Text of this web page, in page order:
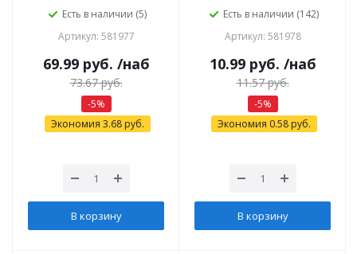
Есть в наличии (5)
Артикул: 581977
69.99руб. /наб
73.67руб.
-5%
Экономия 3.68руб.
В корзину
Есть в наличии (142)
Артикул: 581978
10.99руб. /наб
11.57руб.
-5%
Экономия 0.58руб.
В корзину